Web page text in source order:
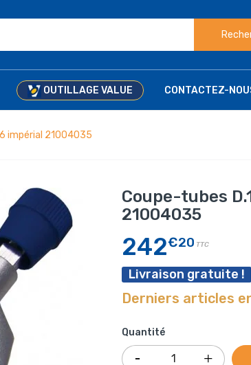
OUTILLAGE VALUE CONTACTEZ-
impérial 21004035
Coupe-tubes
21004035
242€20 TTC
Livraison gratuite !
Derniers articles
Quantité